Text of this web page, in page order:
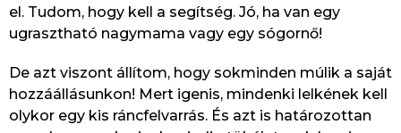
el. Tudom, hogy kell a segítség. Jó, ha van egy
ugrasztható nagymama vagy egy sógornő!
De azt viszont állítom, hogy sokminden múlik a saját
hozzáállásunkon! Mert igenis, mindenki lelkének kell
olykor egy kis ráncfelvarrás. És azt is határozottan